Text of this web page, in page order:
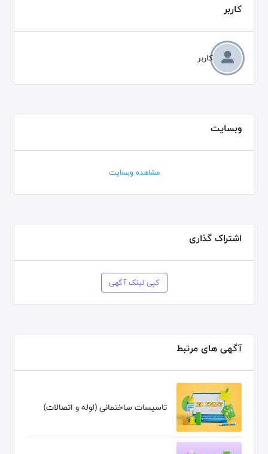
کاربر
کاربر
وبسایت
مشاهده وبسایت
اشتراک گذاری
کپی لینک آگهی
آگهی های مرتبط
تاسیسات ساختمانی (لوله و اتصالات)